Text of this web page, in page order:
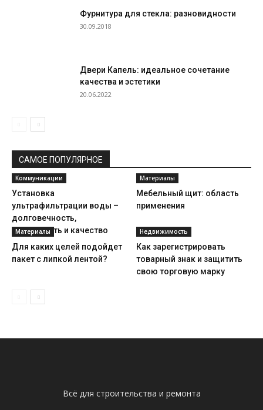
Фурнитура для стекла: разновидности
30.09.2018
Двери Капель: идеальное сочетание
качества и эстетики
20.06.2022
САМОЕ ПОПУЛЯРНОЕ
Коммуникации
Установка
ультрафильтрации воды –
долговечность,
надежность и качество
Материалы
Мебельный щит: область
применения
Материалы
Для каких целей подойдет
пакет с липкой лентой?
Недвижимость
Как зарегистрировать
товарный знак и защитить
свою торговую марку
Всё для строительства и ремонта